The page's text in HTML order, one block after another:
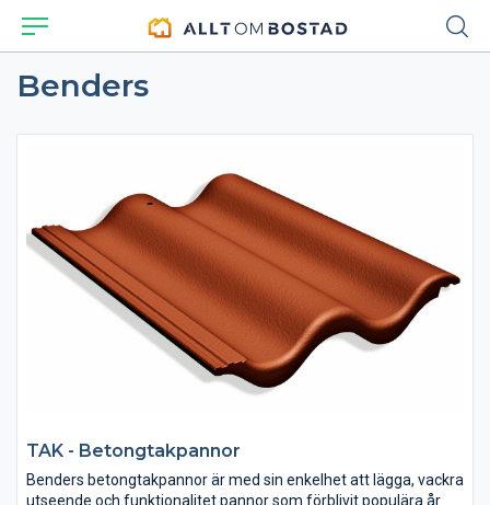
Benders
TAK - Betongtakpannor
Benders betongtakpannor är med sin enkelhet att lägga, vackra
utseende och funktionalitet pannor som förblivit populära år